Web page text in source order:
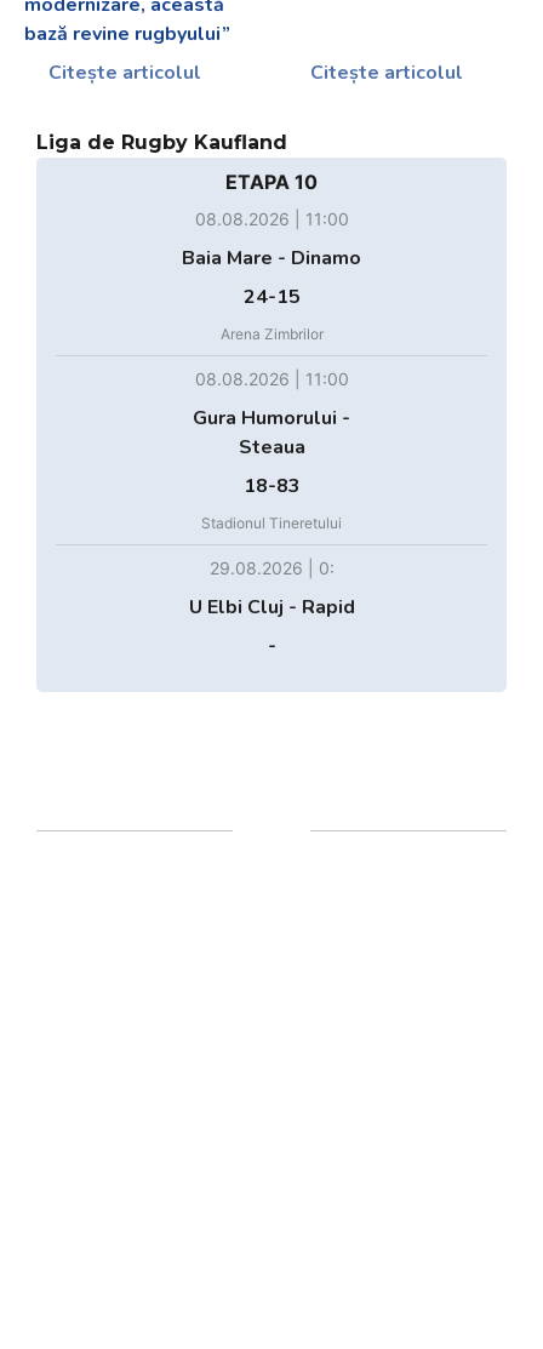
bază revine rugbyului”
Citește articolul
Citește articolul
Liga de Rugby Kaufland
ETAPA 10
08.08.2026 | 11:00
Baia Mare - Dinamo
24-15
Arena Zimbrilor
08.08.2026 | 11:00
Gura Humorului -
Steaua
18-83
Stadionul Tineretului
29.08.2026 | 0:
U Elbi Cluj - Rapid
-